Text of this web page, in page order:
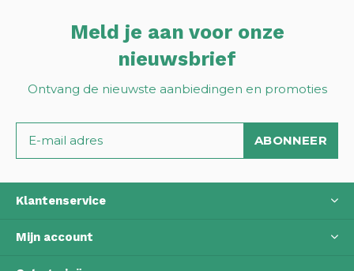
Meld je aan voor onze
nieuwsbrief
Ontvang de nieuwste aanbiedingen en promoties
ABONNEER
Klantenservice
Mijn account